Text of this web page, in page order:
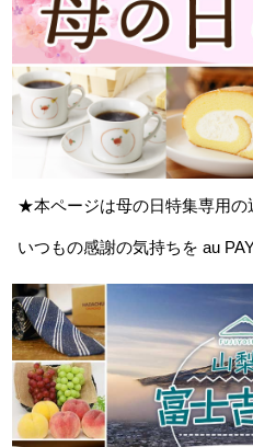
★本ページは母の日特集専用の
いつもの感謝の気持ちを au
り物をご紹介いたします。
※発送地域など注意事項がある
じめご了承ください。
【配送について】
配送先の変更を忘れずに行って
返礼品のお届け先を「寄附者